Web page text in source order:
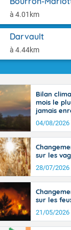
à 4.01km
Darvault
à 4.44km
l'Occitanie
puis
Midi-
nord du
Les
totalité du
Bilan
mois le
jamais
04/08/2026
sur les
28/07/2026
sur les
21/05/2026